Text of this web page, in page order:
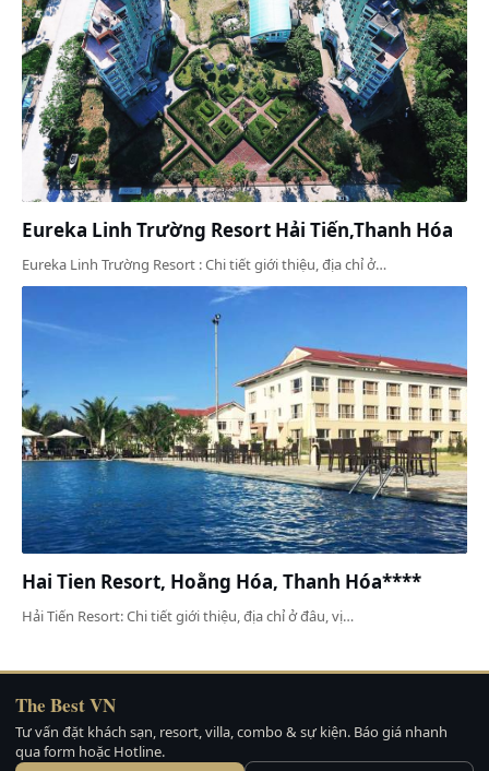
Eureka Linh Trường Resort Hải Tiến,Thanh Hóa
Eureka Linh Trường Resort : Chi tiết giới thiệu, địa chỉ ở…
Hai Tien Resort, Hoằng Hóa, Thanh Hóa****
Hải Tiến Resort: Chi tiết giới thiệu, địa chỉ ở đâu, vị…
The Best VN
Tư vấn đặt khách sạn, resort, villa, combo & sự kiện. Báo giá nhanh
qua form hoặc Hotline.